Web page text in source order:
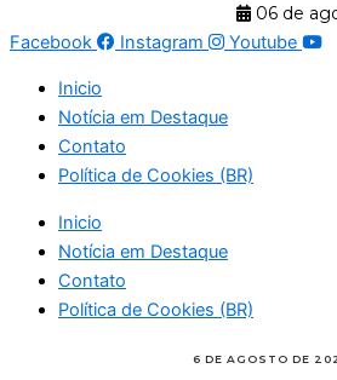
06 de
Facebook
Instagram Youtube
Inicio
Notícia em Destaque
Contato
Política de Cookies (BR)
Inicio
Notícia em Destaque
Contato
Política de Cookies (BR)